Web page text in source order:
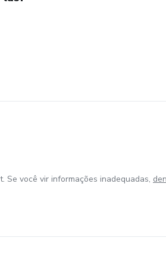
você vir informações inadequadas,